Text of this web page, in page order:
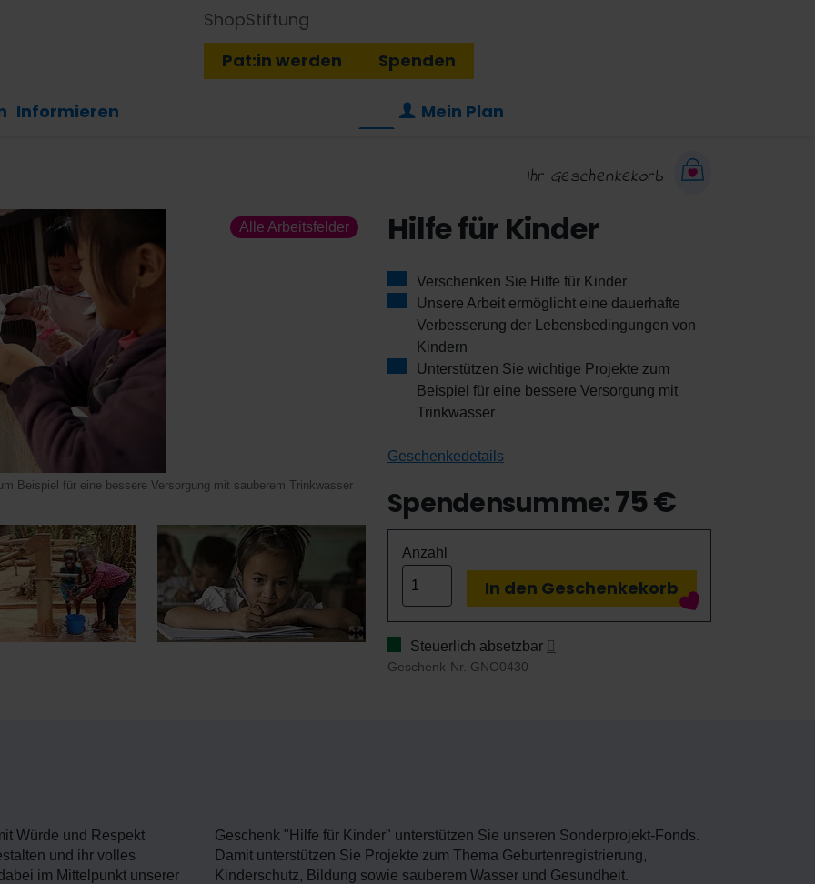
Informieren Mein Plan
Pat:in werden Spenden
ShopStiftung
Ihr Geschenkekorb
Beispiel für eine bessere Versorgung mit sauberem Trinkwasser
Alle Arbeitsfelder Hilfe für Kinder
Verschenken Sie Hilfe für Kinder
Unsere Arbeit ermöglicht eine dauerhafte
Verbesserung der Lebensbedingungen von
Kindern
Unterstützen Sie wichtige Projekte zum
Beispiel für eine bessere Versorgung mit
Trinkwasser
Geschenkedetails
Spendensumme:75€
Anzahl
In den Geschenkekorb
Steuerlich absetzbar
Geschenk-Nr. GNO0430
Würde und Respekt
und ihr volles
im Mittelpunkt unserer
Geschenk "Hilfe für Kinder" unterstützen Sie unseren Sonderprojekt-Fonds.
Damit unterstützen Sie Projekte zum Thema Geburtenregistrierung,
Kinderschutz, Bildung sowie sauberem Wasser und Gesundheit.